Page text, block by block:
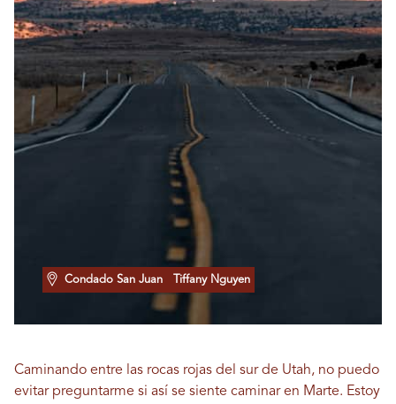
Condado San Juan Tiffany Nguyen
Caminando entre las rocas rojas del sur de Utah, no puedo
evitar preguntarme si así se siente caminar en Marte. Estoy